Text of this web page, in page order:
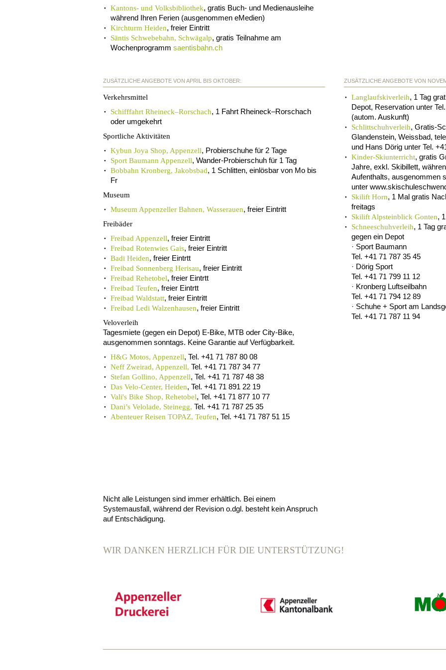
Kantons- und Volksbibliothek, gratis Buch- und Medienausleihe
während Ihren Ferien (ausgenommen eMedien)
Kirchturm Heiden, freier Eintritt
Säntis Schwebebahn, Schwägalp, gratis Teilnahme am
Wochenprogramm saentisbahn.ch
ZUSÄTZLICHE ANGEBOTE VON APRIL BIS OKTOBER:
Verkehrsmittel
Schifffahrt Rheineck–Rorschach, 1 Fahrt Rheineck–Rorschach
oder umgekehrt
Sportliche Aktivitäten
Kybun Joya Shop, Appenzell, Probierschuhe für 2 Tage
Sport Baumann Appenzell, Wander-Probierschuh für 1 Tag
Bobbahn Kronberg, Jakobsbad, 1 Schlitten, einlösbar von Mo bis
Fr
Museum
Museum Appenzeller Bahnen, Wasserauen, freier Eintritt
Freibäder
Freibad Appenzell, freier Eintritt
Freibad Rotenwies Gais, freier Eintritt
Badi Heiden, freier Eintrtt
Freibad Sonnenberg Herisau, freier Eintritt
Freibad Rehetobel, freier Eintrtt
Freibad Teufen, freier Eintrtt
Freibad Waldstatt, freier Eintritt
Freibad Ledi Walzenhausen, freier Eintritt
Veloverleih
Tagesmiete (gegen ein Depot) E-Bike, MTB oder City-Bike,
ausgenommen sonntags. Keine Garantie auf Verfügbarkeit.
H&G Motos, Appenzell, Tel. +41 71 787 80 08
Neff Zweirad, Appenzell, Tel. +41 71 787 34 77
Stefan Gollino, Appenzell, Tel. +41 71 787 48 38
Das Velo-Center, Heiden, Tel. +41 71 891 22 19
Vali's Bike Shop, Rehetobel, Tel. +41 71 877 10 77
Dani’s Velolade, Steinegg, Tel. +41 71 787 25 35
Abenteuer Reisen TOPAZ, Teufen, Tel. +41 71 787 51 15
Nicht alle Leistungen sind immer erhältlich. Bei einem
Systemausfall, während der Revision o.dgl. besteht kein Anspruch
auf Entschädigung.
ZUSÄTZLICHE ANGEBOTE VON
Langlaufskiverleih, 1 Tag
Depot, Reservation unter
(autom. Auskunft)
Schlittschuhverleih, Gratis-
Glandenstein, Weissbad,
und Hans Dörig unter Tel.
Kinder-Skiunterricht, gratis
Jahre, exkl. Skibillett,
Aufenthalts, ausgenommen
unter
Skilift Horn, 1 Mal gratis
freitags
Skilift Alpsteinblick Gonten,
Schneeschuhverleih, 1 Tag
gegen ein Depot
· Sport Baumann
Tel. +41 71 787 35 45
· Dörig Sport
Tel. +41 71 799 11 12
· Kronberg Luftseilbahn
Tel. +41 71 794 12 89
· Schuhe + Sport am
Tel. +41 71 787 11 94
WIR DANKEN HERZLICH FÜR DIE UNTERSTÜTZUNG!